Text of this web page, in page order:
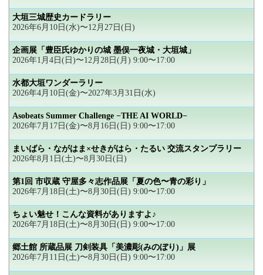
大垣三城歴史カードラリー
2026年6月10日(水)〜12月27日(日)
企画展「豊臣氏ゆかりの城 墨俣一夜城・大垣城」
2026年1月4日(日)〜12月28日(月) 9:00〜17:00
水都大垣ワンダーラリー
2026年4月10日(金)〜2027年3月31日(水)
Asobeats Summer Challenge −THE AI WORLD−
2026年7月17日(金)〜8月16日(日) 9:00〜17:00
まいばら・ながはま×せきがはら・たるい 交流スタンプラリー
2026年8月1日(土)〜8月30日(日)
第1回 市収蔵 守屋多々志作品展「夏の色〜青の彩り」
2026年7月18日(土)〜8月30日(日) 9:00〜17:00
ちょい魅せ！こんな資料がありますよ♪
2026年7月18日(土)〜8月30日(日) 9:00〜17:00
郷土館 所蔵品展 刀剣装具「美濃彫(みのぼり)」展
2026年7月11日(土)〜8月30日(日) 9:00〜17:00